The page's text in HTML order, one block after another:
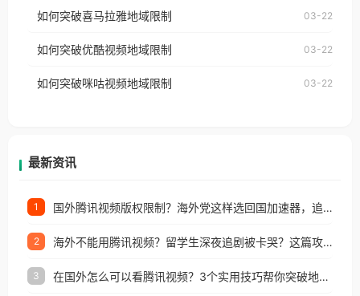
台湾、美国、加拿大、澳大利亚、欧洲等国家和地区
权限制所困扰。
国、加拿大、澳大利亚、欧洲等国家和地区时，网易
制问题，且仅能在中国大陆地区播放。 遇到这个问题
户收听网易云音乐地区版权限制」的问题，无论人在
如何突破喜马拉雅地域限制 03-22
如何突破优酷视频地域限制 03-22
如何突破咪咕视频地域限制 03-22
最新资讯
1 国外腾讯视频版权限制？海外党这样选回国加速器，追剧听歌办事全搞定
2 海外不能用腾讯视频？留学生深夜追剧被卡哭？这篇攻略帮你一键回国看剧听歌
3 在国外怎么可以看腾讯视频？3个实用技巧帮你突破地域限制（附避坑指南）